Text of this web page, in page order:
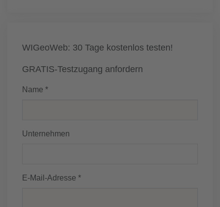
WIGeoWeb: 30 Tage kostenlos testen!
GRATIS-Testzugang anfordern
Name *
Unternehmen
E-Mail-Adresse *